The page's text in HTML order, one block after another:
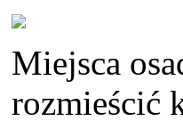
Miejsca
rozmieścić